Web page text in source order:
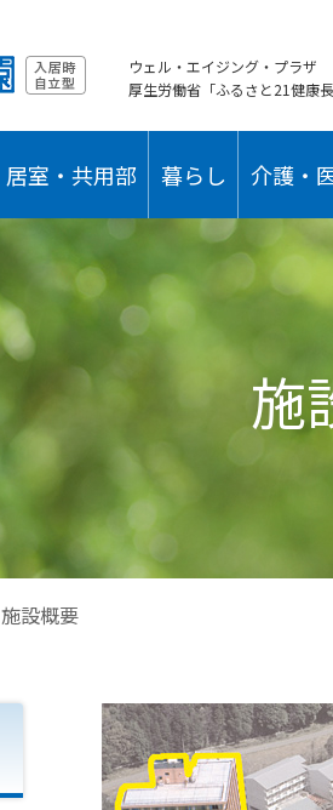
ウェル・エイジング・プラザ
厚生労働省「ふるさと21健康
居室・共用部 暮らし 介護・
施
施設概要